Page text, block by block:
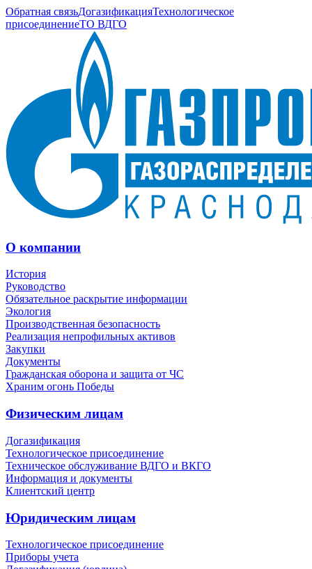
Обратная связьДогазификацияТехнологическое
присоединениеТО ВДГО
О компании
История
Руководство
Обязательное раскрытие информации
Экология
Производственная безопасность
Реализация непрофильных активов
Закупки
Документы
Гражданская оборона и защита от ЧС
Храним огонь Победы
Физическим лицам
Догазификация
Технологическое присоединение
Техническое обслуживание ВДГО и ВКГО
Информация и документы
Клиентский центр
Юридическим лицам
Технологическое присоединение
Приборы учета